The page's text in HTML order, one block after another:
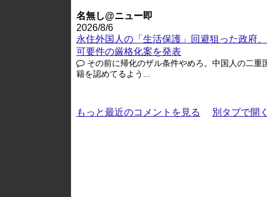
名無し@ニュー即
2026/8/6
永住外国人の「生活保護」回避狙った政府
可要件の厳格化案を発表
その前に帰化のザル条件やめろ。中国人の二重
籍を認めてるよう...
もっと最近のコメントを見る 別タブで開く